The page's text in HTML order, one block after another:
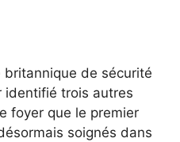
britannique de sécurité
identifié trois autres
foyer que le premier
soignés dans